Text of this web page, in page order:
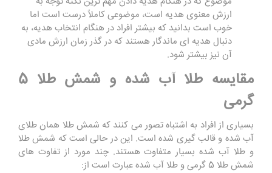
ارزش معنوی هدیه است، موضوعی کاملاً درست است اما
خوب است بدانید که بیشتر افراد در هنگام انتخاب هدیه، به
دنبال هدیه‌ ای ماندگار هستند که در گذر زمان ارزش مادی
آن نیز بیشتر شود.
مقایسه طلا آب شده و شمش طلا 5
گرمی
بسیاری از افراد به ‌اشتباه تصور می ‌کنند که شمش طلا همان طلای
آب شده و قالب‌ گیری شده است. این در حالی است که شمش طلا
و طلا آب شده بسیار متفاوت هستند. چند مورد از تفاوت‌ های
شمش طلا 5 گرمی و طلا آب شده عبارت است از: